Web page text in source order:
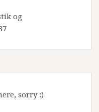
og
sorry :)